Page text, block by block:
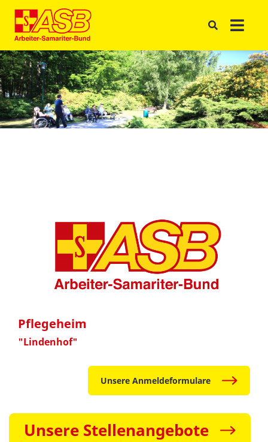
Pflegeheim
"Lindenhof"
Unsere Anmeldeformulare
Unsere Stellenangebote